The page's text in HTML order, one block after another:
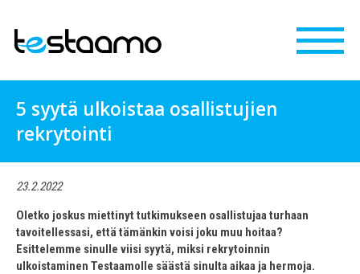
5 syytä ulkoistaa osallistujien
rekrytointi
23.2.2022
Oletko joskus miettinyt tutkimukseen osallistujaa turhaan
tavoitellessasi, että tämänkin voisi joku muu hoitaa?
Esittelemme sinulle viisi syytä, miksi rekrytoinnin
ulkoistaminen Testaamolle säästä sinulta aikaa ja hermoja.